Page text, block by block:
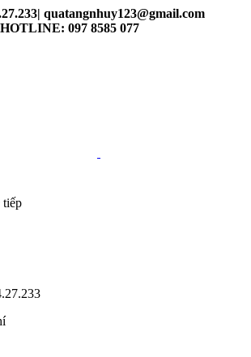
quatangnhuy123@gmail.com
HOTLINE: 097 8585 077
tiếp